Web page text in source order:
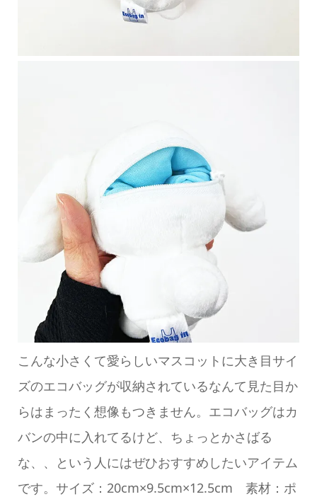
こんな小さくて愛らしいマスコットに大き目サイ
ズのエコバッグが収納されているなんて見た目か
らはまったく想像もつきません。エコバッグはカ
バンの中に入れてるけど、ちょっとかさばる
な、、という人にはぜひおすすめしたいアイテム
です。サイズ：20cm×9.5cm×12.5cm 素材：ポ